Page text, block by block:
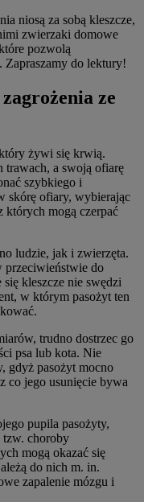
niosą za sobą kleszcze,
zwierzaki domowe
pozwolą
Zapraszamy do lektury!
ze
żywi się krwią.
a swoją ofiarę
szybkiego i
skórę ofiary, wybierając
których mogą czerpać
ludzie, jak i zwierzęta.
przeciwieństwie do
kleszcze nie swędzi
w którym pasożyt ten
trudno dostrzec go
psa lub kota. Nie
gdyż pasożyt mocno
co jego usunięcie bywa
pupila pasożyty,
tzw. choroby
mogą okazać się
do nich m. in.
zapalenie mózgu i